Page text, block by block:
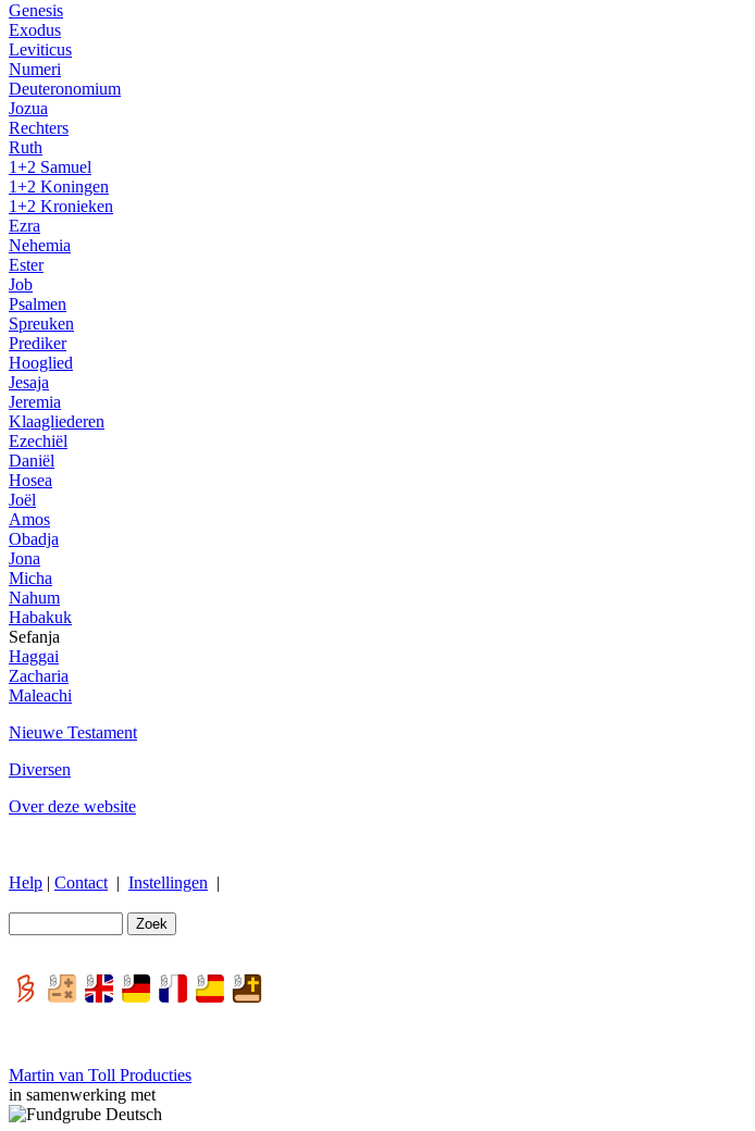
Genesis
Exodus
Leviticus
Numeri
Deuteronomium
Jozua
Rechters
Ruth
1+2 Samuel
1+2 Koningen
1+2 Kronieken
Ezra
Nehemia
Ester
Job
Psalmen
Spreuken
Prediker
Hooglied
Jesaja
Jeremia
Klaagliederen
Ezechiël
Daniël
Hosea
Joël
Amos
Obadja
Jona
Micha
Nahum
Habakuk
Sefanja
Haggai
Zacharia
Maleachi
Nieuwe Testament
Diversen
Over deze website
Help | Contact | Instellingen |
Martin van Toll Producties
in samenwerking met